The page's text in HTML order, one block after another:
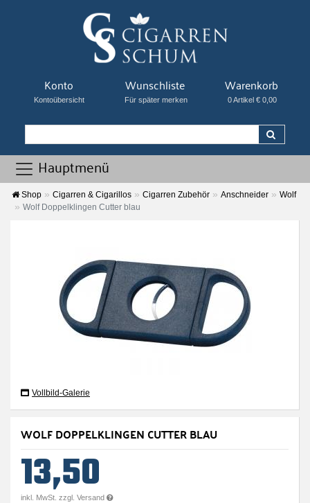
Konto
Kontoübersicht
Wunschliste
Für später merken
Warenkorb
0 Artikel € 0,00
Hauptmenü
Shop Cigarren & Cigarillos Cigarren Zubehör Anschneider
Wolf
Wolf Doppelklingen Cutter blau
Vollbild-Galerie
WOLF DOPPELKLINGEN CUTTER BLAU
13,50
inkl. MwSt. zzgl. Versand